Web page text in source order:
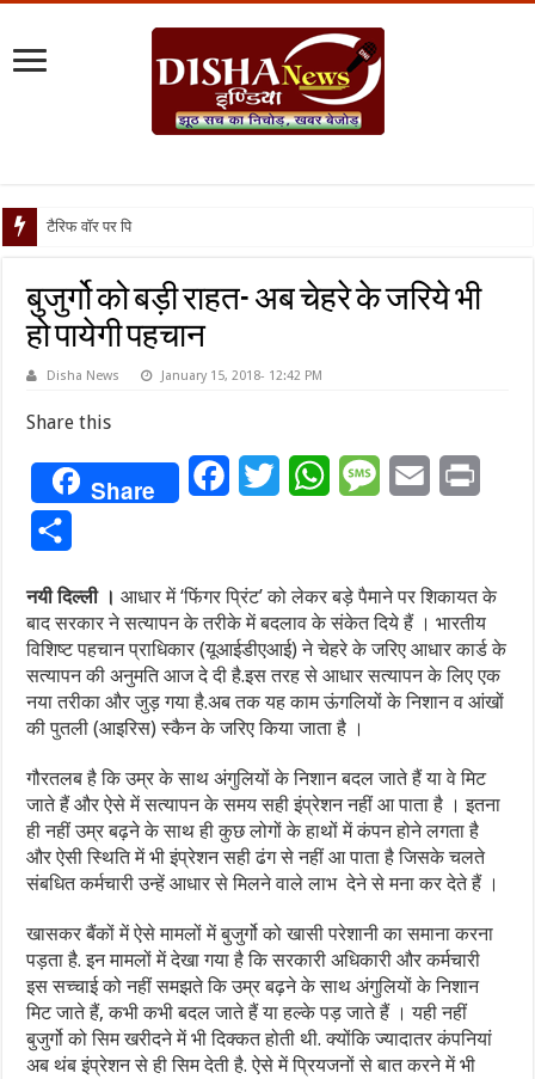
टैरिफ वॉर पर पिघली बर्फ, ट्रंप
बुजुर्गो को बड़ी राहत- अब चेहरे के जरिये भी
हो पायेगी पहचान
Disha News January 15, 2018- 12:42 PM
Share this
Share FacebookTwitterWhatsAppMessageEmail
नयी दिल्ली । आधार में ‘फिंगर प्रिंट’ को लेकर बड़े पैमाने पर शिकायत के
बाद सरकार ने सत्यापन के तरीके में बदलाव के संकेत दिये हैं । भारतीय
विशिष्ट पहचान प्राधिकार (यूआईडीएआई) ने चेहरे के जरिए आधार कार्ड के
सत्यापन की अनुमति आज दे दी है.इस तरह से आधार सत्यापन के लिए एक
नया तरीका और जुड़ गया है.अब तक यह काम ऊंगलियों के निशान व आंखों
की पुतली (आइरिस) स्कैन के जरिए किया जाता है ।
गौरतलब है कि उम्र के साथ अंगुलियों के निशान बदल जाते हैं या वे मिट
जाते हैं और ऐसे में सत्यापन के समय सही इंप्रेशन नहीं आ पाता है । इतना
ही नहीं उम्र बढ़ने के साथ ही कुछ लोगों के हाथों में कंपन होने लगता है
और ऐसी स्थिति में भी इंप्रेशन सही ढंग से नहीं आ पाता है जिसके चलते
संबधित कर्मचारी उन्हें आधार से मिलने वाले लाभ देने से मना कर देते हैं ।
खासकर बैंकों में ऐसे मामलों में बुजुर्गो को खासी परेशानी का समाना करना
पड़ता है. इन मामलों में देखा गया है कि सरकारी अधिकारी और कर्मचारी
इस सच्चाई को नहीं समझते कि उम्र बढ़ने के साथ अंगुलियों के निशान
मिट जाते हैं, कभी कभी बदल जाते हैं या हल्के पड़ जाते हैं । यही नहीं
बुजुर्गो को सिम खरीदने में भी दिक्कत होती थी. क्योंकि ज्यादातर कंपनियां
अब थंब इंप्रेशन से ही सिम देती है. ऐसे में प्रियजनों से बात करने में भी